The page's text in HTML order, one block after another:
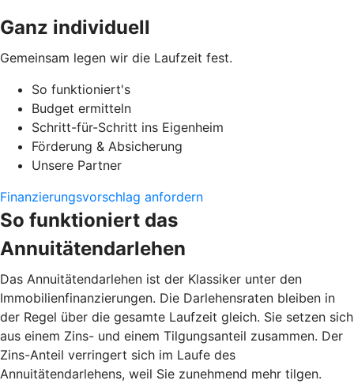
Ganz individuell
Gemeinsam legen wir die Laufzeit fest.
So funktioniert's
Budget ermitteln
Schritt-für-Schritt ins Eigenheim
Förderung & Absicherung
Unsere Partner
Finanzierungsvorschlag anfordern
So funktioniert das
Annuitätendarlehen
Das Annuitätendarlehen ist der Klassiker unter den
Immobilienfinanzierungen. Die Darlehensraten bleiben in
der Regel über die gesamte Laufzeit gleich. Sie setzen sich
aus einem Zins- und einem Tilgungsanteil zusammen. Der
Zins-Anteil verringert sich im Laufe des
Annuitätendarlehens, weil Sie zunehmend mehr tilgen.